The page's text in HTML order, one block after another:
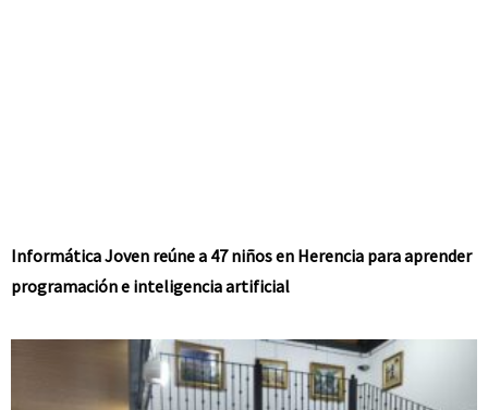
Informática Joven reúne a 47 niños en Herencia para aprender
programación e inteligencia artificial